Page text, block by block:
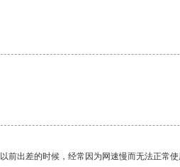
出差的时候，经常因为网速慢而无法正常